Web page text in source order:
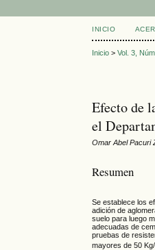
INICIO
Inicio >Vol. 3,
Efecto de
el
Omar Abel Pacuri
Resumen
Se establece los
adición de
suelo para luego
adecuadas de
pruebas de
mayores de 50